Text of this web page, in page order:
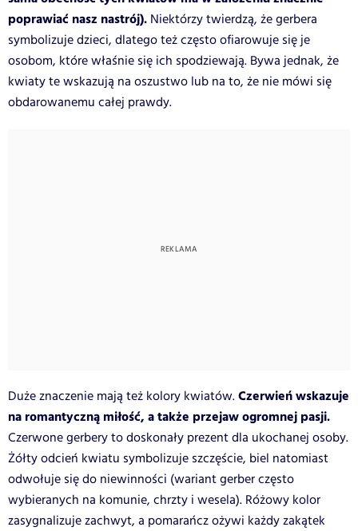
poprawiać nasz nastrój). Niektórzy twierdzą, że gerbera
symbolizuje dzieci, dlatego też często ofiarowuje się je
osobom, które właśnie się ich spodziewają. Bywa jednak, że
kwiaty te wskazują na oszustwo lub na to, że nie mówi się
obdarowanemu całej prawdy.
Duże znaczenie mają też kolory kwiatów.Czerwień wskazuje
na romantyczną miłość, a także przejaw ogromnej pasji.
Czerwone gerbery to doskonały prezent dla ukochanej osoby.
Żółty odcień kwiatu symbolizuje szczęście, biel natomiast
odwołuje się do niewinności (wariant gerber często
wybieranych na komunie, chrzty i wesela). Różowy kolor
zasygnalizuje zachwyt, a pomarańcz ożywi każdy zakątek